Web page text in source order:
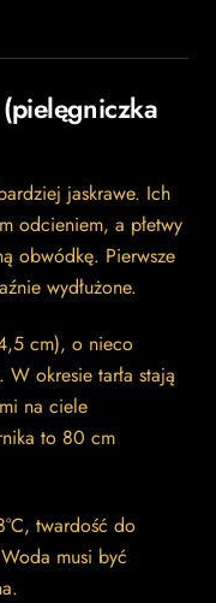
jaskrawe. Ich
odcieniem, a płetwy
obwódkę. Pierwsze
wydłużone.
cm), o nieco
W okresie tarła stają
na ciele
to 80 cm
twardość do
musi być